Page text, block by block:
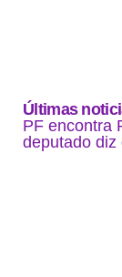
Últimas
PF encontra
deputado diz